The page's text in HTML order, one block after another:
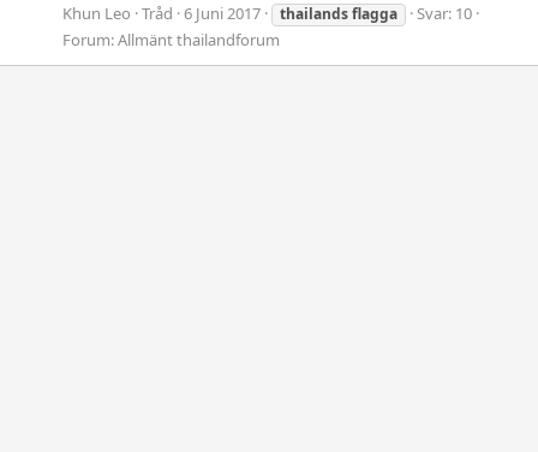
Khun Leo Tråd 6 Juni 2017 thailandsflagga
Svar: 10
Forum:Allmänt thailandforum